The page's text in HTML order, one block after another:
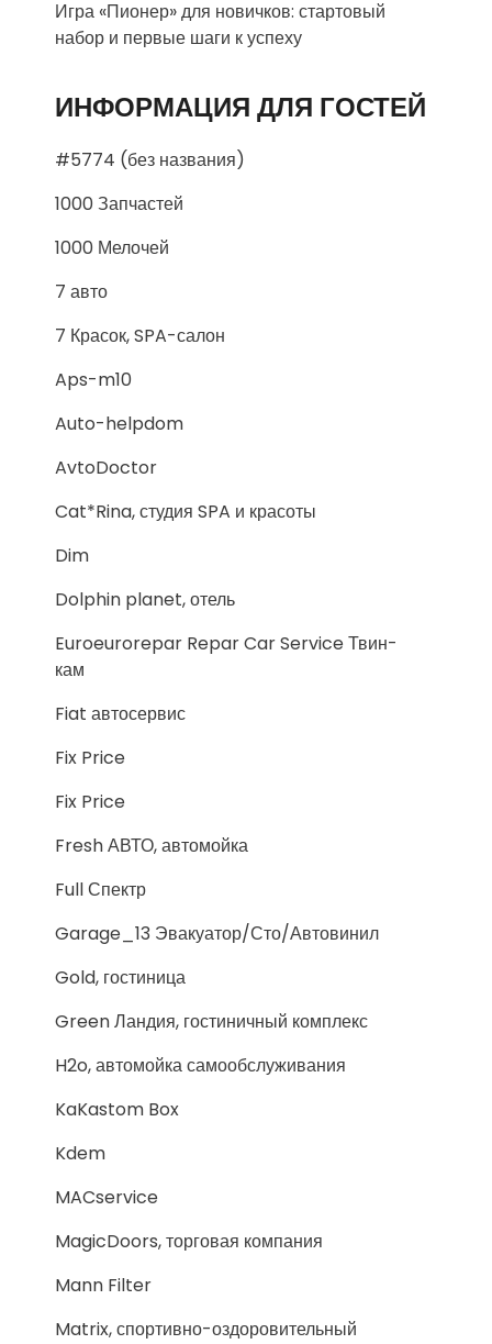
Игра «Пионер» для новичков: стартовый
набор и первые шаги к успеху
ИНФОРМАЦИЯ ДЛЯ ГОСТЕЙ
#5774 (без названия)
1000 Запчастей
1000 Мелочей
7 авто
7 Красок, SPA-салон
Aps-m10
Auto-helpdom
AvtoDoctor
Cat*Rina, студия SPA и красоты
Dim
Dolphin planet, отель
Euroeurorepar Repar Car Service Твин-
кам
Fiat автосервис
Fix Price
Fix Price
Fresh АВТО, автомойка
Full Спектр
Garage_13 Эвакуатор/Сто/Автовинил
Gold, гостиница
Green Ландия, гостиничный комплекс
H2o, автомойка самообслуживания
KaKastom Box
Kdem
MACservice
MagicDoors, торговая компания
Mann Filter
Matrix, спортивно-оздоровительный